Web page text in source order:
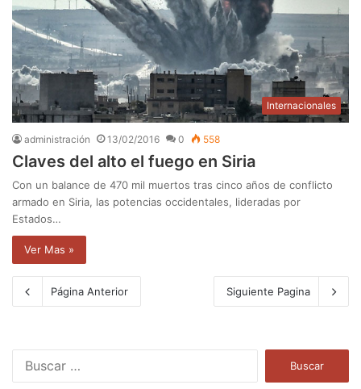
Internacionales
administración 13/02/2016 0 558
Claves del alto el fuego en Siria
Con un balance de 470 mil muertos tras cinco años de conflicto
armado en Siria, las potencias occidentales, lideradas por
Estados…
Ver Mas »
Página Anterior Siguiente Pagina